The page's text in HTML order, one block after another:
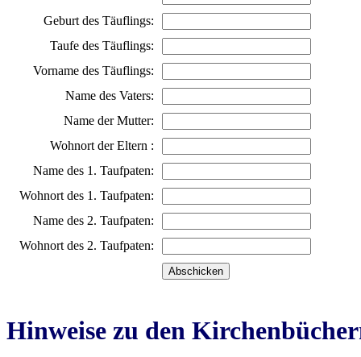
Geburt des Täuflings:
Taufe des Täuflings:
Vorname des Täuflings:
Name des Vaters:
Name der Mutter:
Wohnort der Eltern :
Name des 1. Taufpaten:
Wohnort des 1. Taufpaten:
Name des 2. Taufpaten:
Wohnort des 2. Taufpaten:
Hinweise zu den